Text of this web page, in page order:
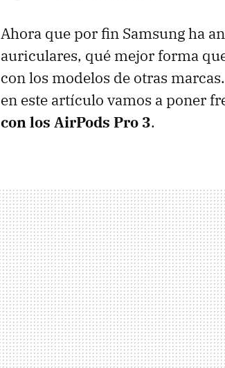
Ahora que por fin Samsung ha
auriculares, qué mejor forma
con los modelos de otras
en este artículo vamos a poner
con los AirPods Pro 3.